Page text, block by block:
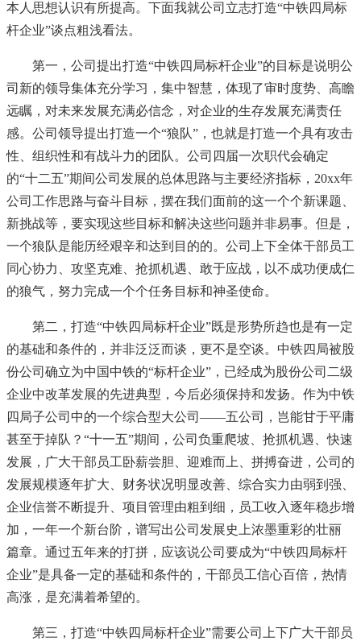
本人思想认识有所提高。下面我就公司立志打造“中铁四局标
杆企业”谈点粗浅看法。
第一，公司提出打造“中铁四局标杆企业”的目标是说明公
司新的领导集体充分学习，集中智慧，体现了审时度势、高瞻
远瞩，对未来发展充满必信念，对企业的生存发展充满责任
感。公司领导提出打造一个“狼队”，也就是打造一个具有攻击
性、组织性和有战斗力的团队。公司四届一次职代会确定
的“十二五”期间公司发展的总体思路与主要经济指标，20xx年
公司工作思路与奋斗目标，摆在我们面前的这一个个新课题、
新挑战等，要实现这些目标和解决这些问题并非易事。但是，
一个狼队是能历经艰辛和达到目的的。公司上下全体干部员工
同心协力、攻坚克难、抢抓机遇、敢于应战，以不成功便成仁
的狼气，努力完成一个个任务目标和神圣使命。
第二，打造“中铁四局标杆企业”既是形势所趋也是有一定
的基础和条件的，并非泛泛而谈，更不是空谈。中铁四局被股
份公司确立为中国中铁的“标杆企业”，已经成为股份公司二级
企业中改革发展的先进典型，今后必须保持和发扬。作为中铁
四局子公司中的一个综合型大公司――五公司，岂能甘于平庸
甚至于掉队？“十一五”期间，公司负重爬坡、抢抓机遇、快速
发展，广大干部员工卧薪尝胆、迎难而上、拼搏奋进，公司的
发展规模逐年扩大、财务状况明显改善、综合实力由弱到强、
企业信誉不断提升、项目管理由粗到细，员工收入逐年稳步增
加，一年一个新台阶，谱写出公司发展史上浓墨重彩的壮丽
篇章。通过五年来的打拼，应该说公司要成为“中铁四局标杆
企业”是具备一定的基础和条件的，干部员工信心百倍，热情
高涨，是充满着希望的。
第三，打造“中铁四局标杆企业”需要公司上下广大干部员